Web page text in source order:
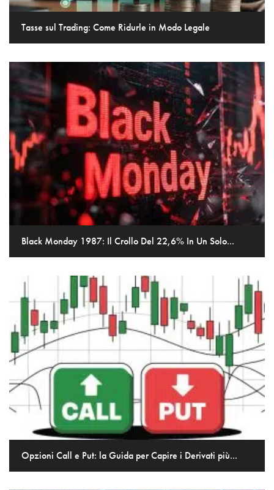
Tasse sul Trading: Come Ridurle in Modo Legale
Black Monday 1987: Il Crollo Del 22,6% In Un Solo...
Opzioni Call e Put: la Guida per Capire i Derivati più...